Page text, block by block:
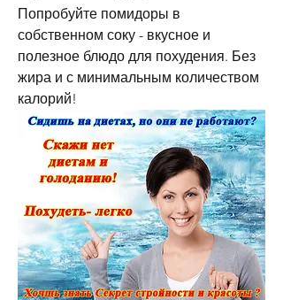
Попробуйте помидоры в
собственном соку - вкусное и
полезное блюдо для похудения. Без
жира и с минимальным количеством
калорий!